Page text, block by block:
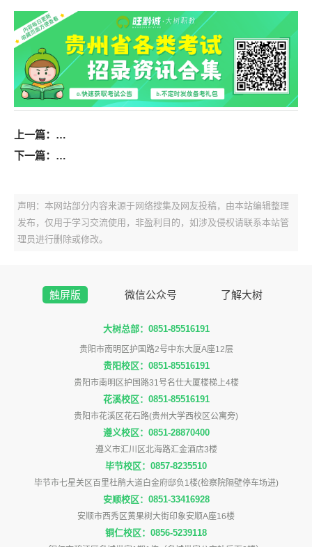
上一篇：
2025年遵义市第一人民医院上半年面向社会公开招聘
下一篇：
2025年沿河土家族自治县“特岗计划” 招聘面试成绩公示
声明：本网站部分内容来源于网络搜集及网友投稿，由本站编辑整理
发布，仅用于学习交流使用，非盈利目的，如涉及侵权请联系本站管
理员进行删除或修改。
触屏版 微信公众号 了解大树
大树总部：0851-85516191
贵阳市南明区护国路2号中东大厦A座12层
贵阳校区：0851-85516191
贵阳市南明区护国路31号名仕大厦楼梯上4楼
花溪校区：0851-85516191
贵阳市花溪区花石路(贵州大学西校区公寓旁)
遵义校区：0851-28870400
遵义市汇川区北海路汇金酒店3楼
毕节校区：0857-8235510
毕节市七星关区百里杜鹃大道白金府邸负1楼(检察院隔壁停车场进)
安顺校区：0851-33416928
安顺市西秀区黄果树大街印象安顺A座16楼
铜仁校区：0856-5239118